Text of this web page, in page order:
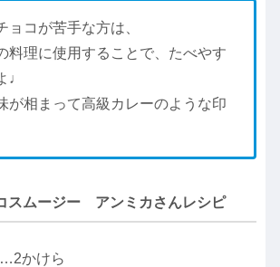
ョコが苦手な方は、
料理に使用することで、たべやす
♩
が相まって高級カレーのような印
スムージー アンミカさんレシピ
かけら